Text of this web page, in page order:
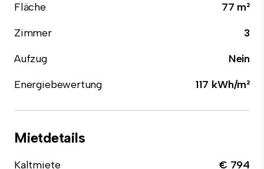
Fläche
77 m²
Zimmer
3
Aufzug
Nein
Energiebewertung
117 kWh/m²
Mietdetails
Kaltmiete
€ 794